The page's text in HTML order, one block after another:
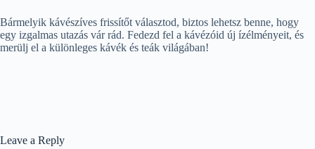
Bármelyik kávészíves frissítőt választod, biztos lehetsz benne, hogy
egy izgalmas utazás vár rád. Fedezd fel a kávézóid új ízélményeit, és
merülj el a különleges kávék és teák világában!
Leave a Reply